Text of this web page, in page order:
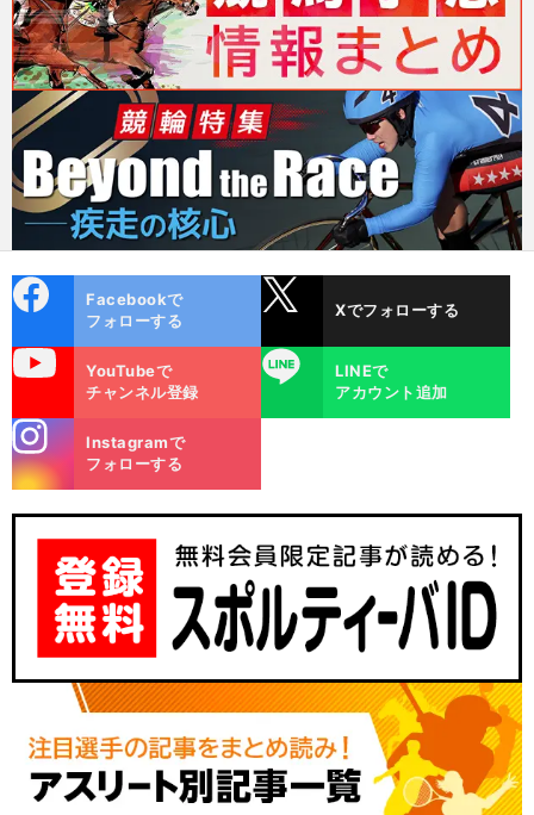
ok
Facebookで
フォローする
Xでフォローする
YouTubeで
チャンネル登録
LINE
LINEで
アカウント追加
m
Instagramで
フォローする